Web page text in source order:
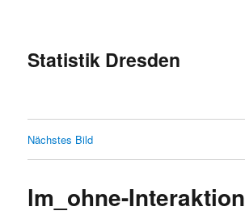
Statistik Dresden
Nächstes Bild
lm_ohne-Interaktion